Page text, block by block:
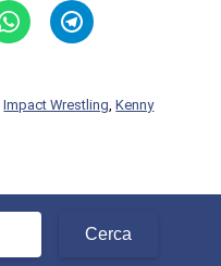
,Impact Wrestling ,Kenny